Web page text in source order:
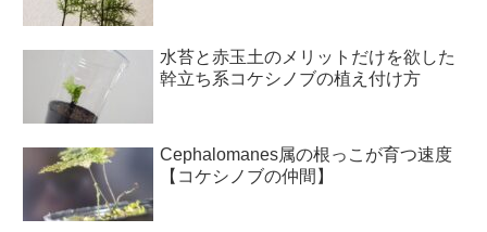
水苔と赤玉土のメリットだけを欲した
幹立ち系コケシノブの植え付け方
Cephalomanes属の根っこが育つ速度
【コケシノブの仲間】